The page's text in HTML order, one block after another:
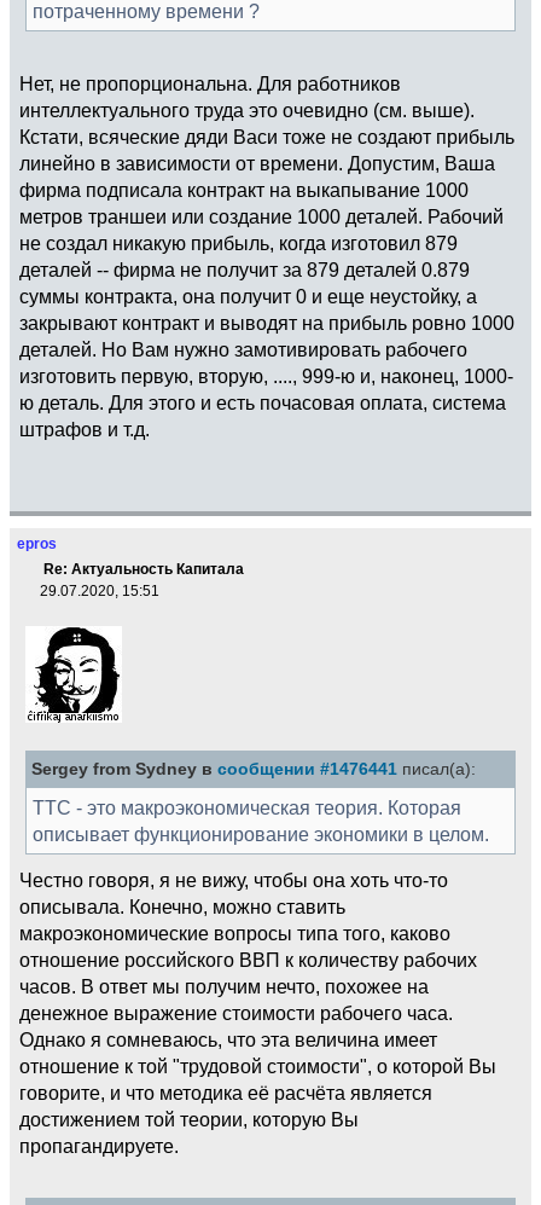
потраченному времени ?
Нет, не пропорциональна. Для работников
интеллектуального труда это очевидно (см. выше).
Кстати, всяческие дяди Васи тоже не создают прибыль
линейно в зависимости от времени. Допустим, Ваша
фирма подписала контракт на выкапывание 1000
метров траншеи или создание 1000 деталей. Рабочий
не создал никакую прибыль, когда изготовил 879
деталей -- фирма не получит за 879 деталей 0.879
суммы контракта, она получит 0 и еще неустойку, а
закрывают контракт и выводят на прибыль ровно 1000
деталей. Но Вам нужно замотивировать рабочего
изготовить первую, вторую, ...., 999-ю и, наконец, 1000-
ю деталь. Для этого и есть почасовая оплата, система
штрафов и т.д.
epros
Re: Актуальность Капитала
29.07.2020, 15:51
Sergey from Sydney в сообщении #1476441 писал(а):
ТТС - это макроэкономическая теория. Которая
описывает функционирование экономики в целом.
Честно говоря, я не вижу, чтобы она хоть что-то
описывала. Конечно, можно ставить
макроэкономические вопросы типа того, каково
отношение российского ВВП к количеству рабочих
часов. В ответ мы получим нечто, похожее на
денежное выражение стоимости рабочего часа.
Однако я сомневаюсь, что эта величина имеет
отношение к той "трудовой стоимости", о которой Вы
говорите, и что методика её расчёта является
достижением той теории, которую Вы
пропагандируете.